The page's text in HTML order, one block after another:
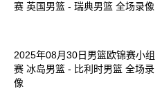
赛 英国男篮 - 瑞典男篮 全场录像
2025年08月30日男篮欧锦赛小组
赛 冰岛男篮 - 比利时男篮 全场录
像